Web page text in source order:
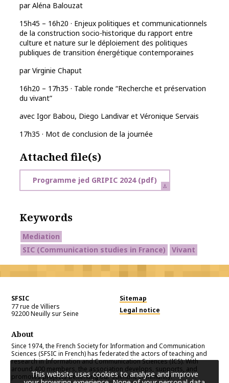
par Aléna Balouzat
15h45 – 16h20 · Enjeux politiques et communicationnels
de la construction socio-historique du rapport entre
culture et nature sur le déploiement des politiques
publiques de transition énergétique contemporaines
par Virginie Chaput
16h20 – 17h35 · Table ronde “Recherche et préservation
du vivant”
avec Igor Babou, Diego Landivar et Véronique Servais
17h35 · Mot de conclusion de la journée
Attached file(s)
Programme jed GRIPIC 2024(pdf)
Keywords
Mediation
SIC (Communication studies in France)
Vivant
SFSIC
77 rue de Villiers
92200Neuilly sur Seine
Sitemap
Legal notice
About
Since 1974, the French Society for Information and Communication
Sciences (SFSIC in French) has federated the actors of teaching and
research in Information and Communication Sciences (ICS). With
around 400 members, the association develops, supports, and
promotes projects benefiting our scientific community.
This website uses cookies to analyse and improve